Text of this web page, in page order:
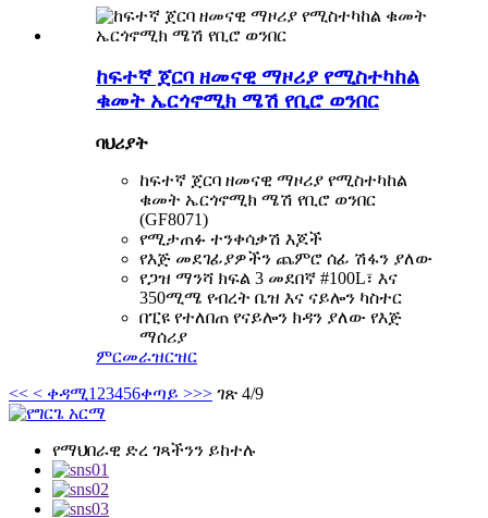
ከፍተኛ ጀርባ ዘመናዊ ማዞሪያ የሚስተካከል
ቁመት ኤርጎኖሚክ ሜሽ የቢሮ ወንበር
ባህሪያት
ከፍተኛ ጀርባ ዘመናዊ ማዞሪያ የሚስተካከል
ቁመት ኤርጎኖሚክ ሜሽ የቢሮ ወንበር
(GF8071)
የሚታጠፉ ተንቀሳቃሽ እጆች
የእጅ መደገፊያዎችን ጨምሮ ሰፊ ሽፋን ያለው
የጋዝ ማንሻ ክፍል 3 መደበኛ #100L፣ እና
350ሚሜ የብረት ቤዝ እና ናይሎን ካስተር
በፒዩ የተለበጠ የናይሎን ክዳን ያለው የእጅ
ማሰሪያ
ምርመራዝርዝር
<< < ቀዳሚ1 23456ቀጣይ >>> ገጽ 4/9
የማህበራዊ ድረ ገጻችንን ይከተሉ